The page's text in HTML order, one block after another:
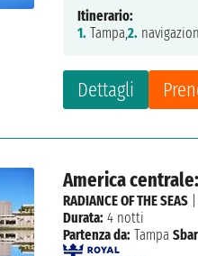
Dettagli
Itinerario:
1. Tampa,2.
America
RADIANCE OF THE SEAS
Durata: 4 notti
Partenza da: Tampa